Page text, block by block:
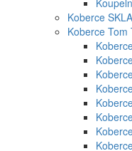
Koberce
Koberce Tom